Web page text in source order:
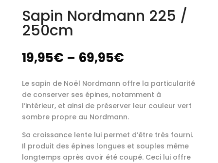
Sapin Nordmann 225 /
250cm
19,95€ – 69,95€
Le sapin de Noël Nordmann offre la particularité
de conserver ses épines, notamment à
l’intérieur, et ainsi de préserver leur couleur vert
sombre propre au Nordmann.
Sa croissance lente lui permet d’être très fourni.
Il produit des épines longues et souples même
longtemps après avoir été coupé. Ceci lui offre